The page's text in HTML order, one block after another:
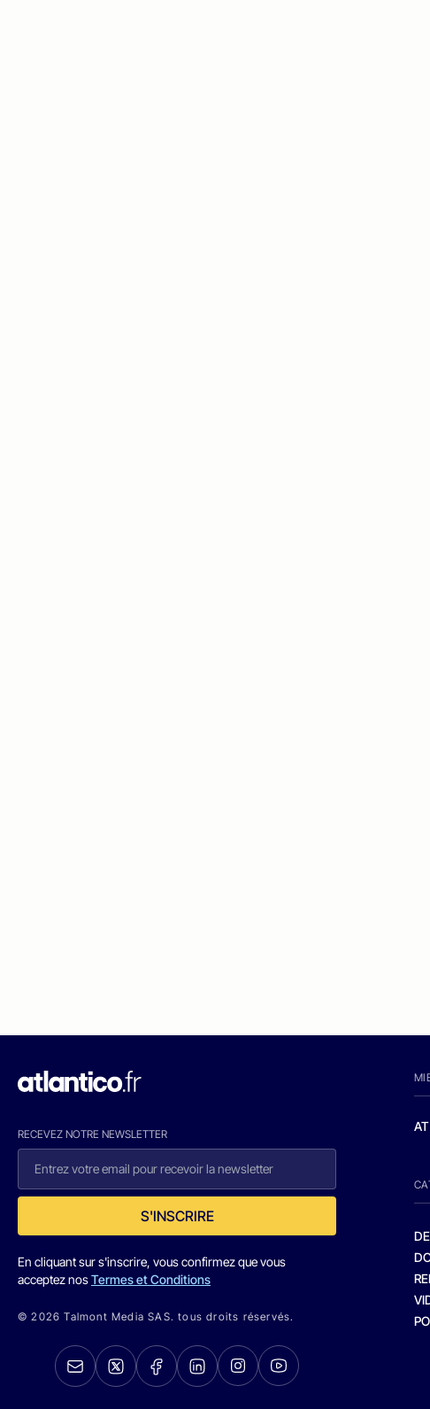
RECEVEZ NOTRE NEWSLETTER
S'INSCRIRE
En cliquant sur s'inscrire, vous confirmez que vous
acceptez nosTermes et Conditions
© 2026 Talmont Media SAS. tous droits réservés.